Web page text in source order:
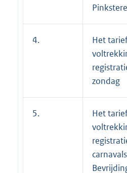
4.
Het
zondag
5.
Het